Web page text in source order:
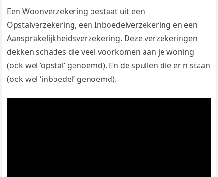
Een Woonverzekering bestaat uit een
Opstalverzekering, een Inboedelverzekering en een
Aansprakelijkheidsverzekering. Deze verzekeringen
dekken schades die veel voorkomen aan je woning
(ook wel ‘opstal’ genoemd). En de spullen die erin staan
(ook wel ‘inboedel’ genoemd).